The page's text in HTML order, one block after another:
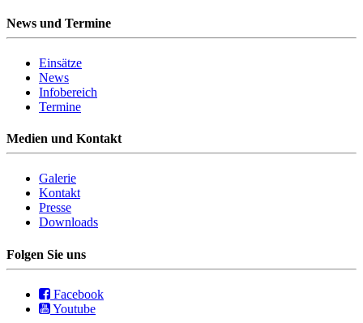
News und Termine
Einsätze
News
Infobereich
Termine
Medien und Kontakt
Galerie
Kontakt
Presse
Downloads
Folgen Sie uns
Facebook
Youtube